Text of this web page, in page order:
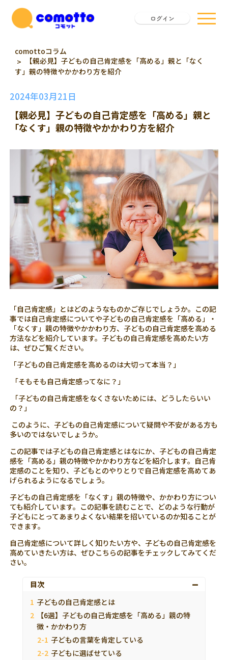
ログイン
comottoコラム
【親必見】子どもの自己肯定感を「高める」親と「なく
す」親の特徴やかかわり方を紹介
2024年03月21日
【親必見】子どもの自己肯定感を「高める」親と
「なくす」親の特徴やかかわり方を紹介
「自己肯定感」とはどのようなものかご存じでしょうか。この記
事では自己肯定感についてや子どもの自己肯定感を「高める」・
「なくす」親の特徴やかかわり方、子どもの自己肯定感を高める
方法などを紹介しています。子どもの自己肯定感を高めたい方
は、ぜひご覧ください。
「子どもの自己肯定感を高めるのは大切って本当？」
「そもそも自己肯定感ってなに？」
「子どもの自己肯定感をなくさないためには、どうしたらいい
の？」
このように、子どもの自己肯定感について疑問や不安がある方も
多いのではないでしょうか。
この記事では子どもの自己肯定感とはなにか、子どもの自己肯定
感を「高める」親の特徴やかかわり方などを紹介します。自己肯
定感のことを知り、子どもとのやりとりで自己肯定感を高めてあ
げられるようになるでしょう。
子どもの自己肯定感を「なくす」親の特徴や、かかわり方につい
ても紹介しています。この記事を読むことで、どのような行動が
子どもにとってあまりよくない結果を招いているのか知ることが
できます。
自己肯定感について詳しく知りたい方や、子どもの自己肯定感を
高めていきたい方は、ぜひこちらの記事をチェックしてみてくだ
さい。
目次
子どもの自己肯定感とは
【6選】子どもの自己肯定感を「高める」親の特
徴・かかわり方
子どもの言葉を肯定している
子どもに選ばせている